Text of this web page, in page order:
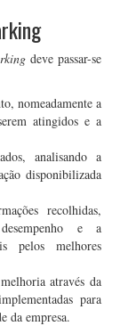
deve passar-se
nomeadamente a
atingidos e a
analisando a
disponibilizada
recolhidas,
e a
pelos melhores
através da
para
da empresa.